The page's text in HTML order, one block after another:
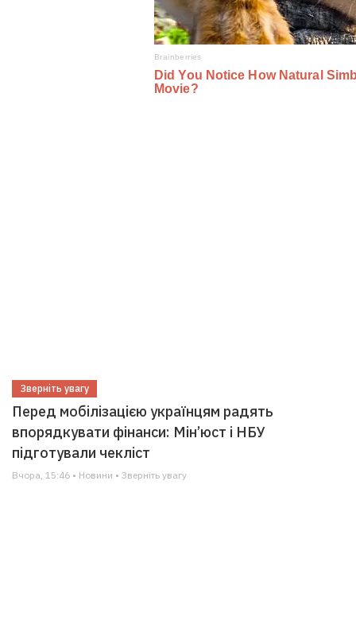
Зверніть увагу
Перед мобілізацією українцям радять
впорядкувати фінанси: Мін’юст і НБУ
підготували чекліст
Вчора, 15:46 • Новини • Зверніть увагу